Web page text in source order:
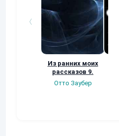
Из ранних моих
рассказов 9.
Отто Заубер